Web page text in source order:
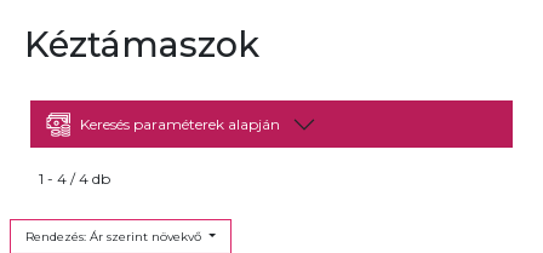
Kéztámaszok
Keresés paraméterek alapján
1 - 4 / 4 db
Rendezés: Ár szerint növekvő